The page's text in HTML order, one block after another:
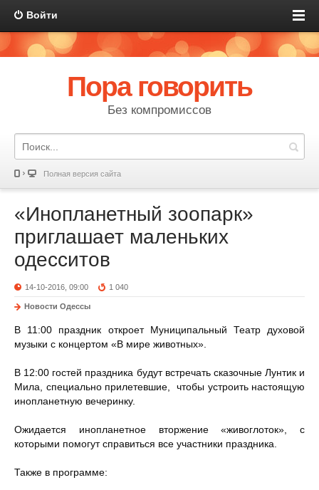
Войти
Пора говорить
Без компромиссов
Полная версия сайта
«Инопланетный зоопарк»
приглашает маленьких
одесситов
14-10-2016, 09:00 1 040
Новости Одессы
В 11:00 праздник откроет Муниципальный Театр духовой
музыки с концертом «В мире животных».
В 12:00 гостей праздника будут встречать сказочные Лунтик и
Мила, специально прилетевшие, чтобы устроить настоящую
инопланетную вечеринку.
Ожидается инопланетное вторжение «живоглоток», с
которыми помогут справиться все участники праздника.
Также в программе: